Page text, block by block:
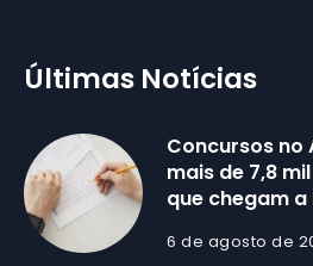
Últimas Notícias
Concursos no
mais de 7,8
que chegam a
6 de agosto de